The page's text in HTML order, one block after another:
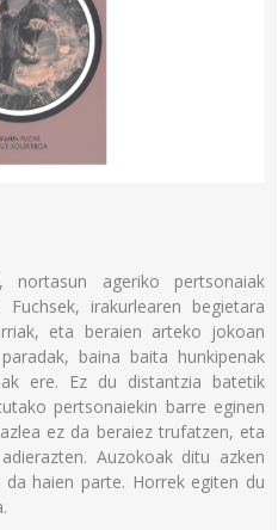
nortasun ageriko pertsonaiak
irakurlearen begietara
eta beraien arteko jokoan
baina baita hunkipenak
ere. Ez du distantzia batetik
pertsonaiekin barre eginen
ez da beraiez trufatzen, eta
Auzokoak ditu azken
haien parte. Horrek egiten du